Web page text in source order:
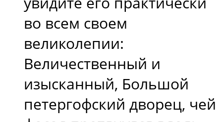
во всем своем
великолепии:
Величественный и
изысканный, Большой
петергофский дворец, чей